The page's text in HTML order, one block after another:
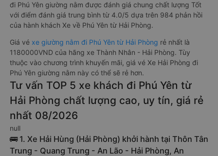
đi Phú Yên giường nằm được đánh giá chung chất lượng Tốt
với điểm đánh giá trung bình từ 4.0/5 dựa trên 984 phản hồi
của hành khách Xe về Phú Yên từ Hải Phòng.
Giá vé xe giường nằm đi Phú Yên từ Hải Phòng rẻ nhất là
1180000VND của hãng xe Thành Nhân - Hải Phòng. Tùy
thuộc vào chương trình khuyến mãi, giá vé Xe Hải Phòng đi
Phú Yên giường nằm này có thể sẽ rẻ hơn.
Tư vấn TOP 5 xe khách đi Phú Yên từ
Hải Phòng chất lượng cao, uy tín, giá rẻ
nhất 08/2026
null
🚌 1. Xe Hải Hùng (Hải Phòng) khởi hành tại Thôn Tân
Trung - Quang Trung - An Lão - Hải Phòng, An